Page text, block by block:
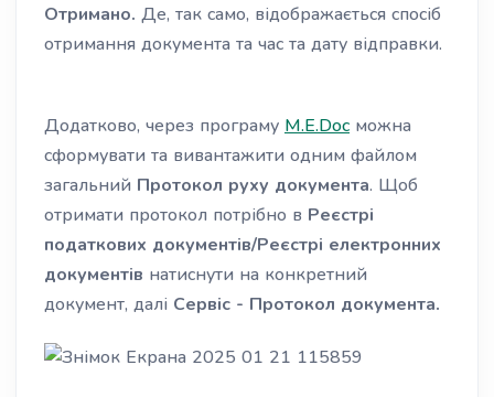
Отримано. Де, так само, відображається спосіб
отримання документа та час та дату відправки.
Додатково, через програму M.E.Doc можна
сформувати та вивантажити одним файлом
загальний Протокол руху документа. Щоб
отримати протокол потрібно в Реєстрі
податкових документів/Реєстрі електронних
документів натиснути на конкретний
документ, далі Сервіс - Протокол документа.